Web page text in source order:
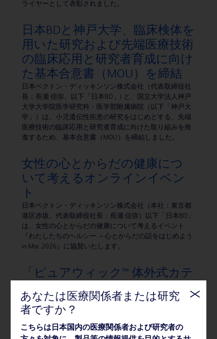
ライヤーとして表彰されました。
日本BDと神戸大学、臨床検体を
用いた研究および先端医療技術
の臨床応用と研究者育成に向け
た基本合意書（MOU）を締結
日本ベクトン・ディッキンソン株式会社（代表取締役社
長：長瀬 信弥、以下「日本BD」) と、国立大学法人神戸
大学大学院医学研究科・医学部附属病院（以下「神戸大
学」）は、小児遺伝性疾患の研究をはじめとする、先端
医療技術の臨床応用と研究者育成に向けた取り組みを推
進するため、基本合意書（MOU）を締結しました。
女性の心とからだの健康につ
いて考えるオンラインイベン
ト
日本ベクトン・ディッキンソン株式会社（本社：東京都
港区赤坂、代表取締役社長：長瀬 信弥）以下「日本BD」
は、女性の心とからだの健康について考えるイベント
『わたしたちのヘルシー ～心とからだの話をはじめよう
in Mar. 2026』に協賛いたします。
「ピュアウィック™ 体外式カテ
ーテル」女性用、男性用製品を
新発売
BDのグループ会社である株式会社メディコン（本社：大
阪府大阪市、代表取締役社長：長瀬信弥）は、2026年2
月16日、体内に留置しない非侵襲的な排尿ケアシステム
あなたは医療関係者または研究
者ですか？
こちらは日本国内の医療関係者および研究者の